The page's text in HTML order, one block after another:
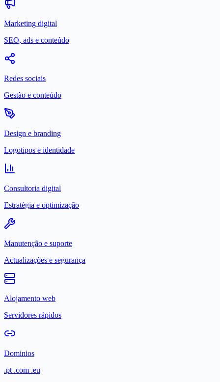
Marketing digital
SEO, ads e conteúdo
Redes sociais
Gestão e conteúdo
Design e branding
Logotipos e identidade
Consultoria digital
Estratégia e optimização
Manutenção e suporte
Actualizações e segurança
Alojamento web
Servidores rápidos
Dominios
.pt .com .eu